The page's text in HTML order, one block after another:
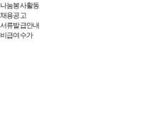
나눔봉사활동
채용공고
서류발급안내
비급여수가